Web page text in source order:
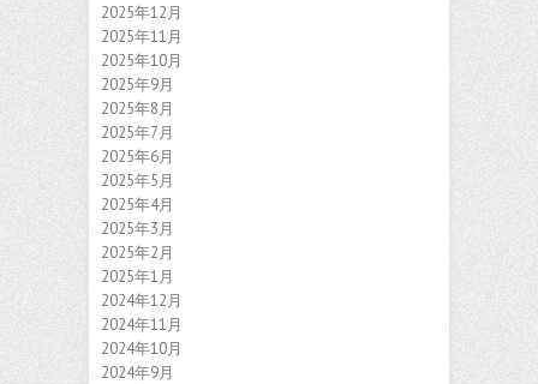
2025年12月
2025年11月
2025年10月
2025年9月
2025年8月
2025年7月
2025年6月
2025年5月
2025年4月
2025年3月
2025年2月
2025年1月
2024年12月
2024年11月
2024年10月
2024年9月